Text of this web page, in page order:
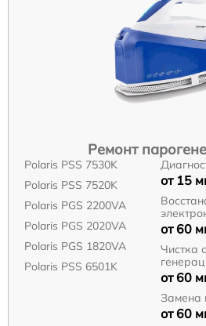
Ремонт
Polaris PSS 7530K
Polaris PSS 7520K
Polaris PGS 2200VA
Polaris PGS 2020VA
Polaris PGS 1820VA
Polaris PSS 6501K
от 15
от 60
Чистка
от 60
Замена
от 60